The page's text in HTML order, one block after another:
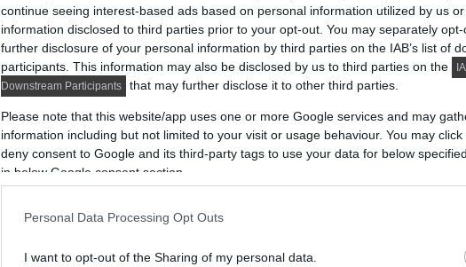
continue seeing interest-based ads based on personal information utilized by us
information disclosed to third parties prior to your opt-out. You may separately
further disclosure of your personal information by third parties on the IAB’s list of
participants. This information may also be disclosed by us to third parties on the
Downstream Participants
that may further disclose it to other third parties.
Please note that this website/app uses one or more Google services and may
information including but not limited to your visit or usage behaviour. You may
deny consent to Google and its third-party tags to use your data for below
in below Google consent section.
Personal Data Processing Opt Outs
I want to opt-out of the Sharing of my personal data.